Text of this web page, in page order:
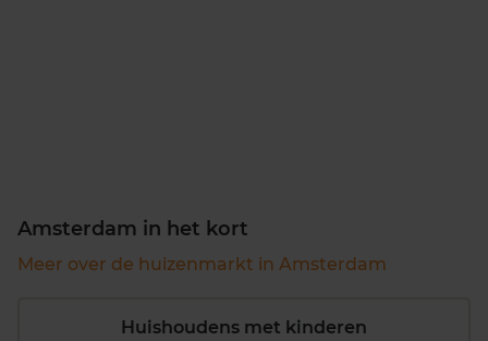
Amsterdam in het kort
Meer over de huizenmarkt in Amsterdam
Huishoudens met kinderen